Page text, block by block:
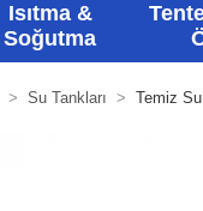
Isıtma &
Soğutma
Su Tankları Temiz Su